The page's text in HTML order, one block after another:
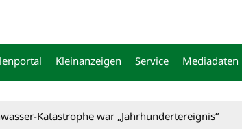
Kleinanzeigen Service Mediadaten
Katastrophe war „Jahrhundertereignis“